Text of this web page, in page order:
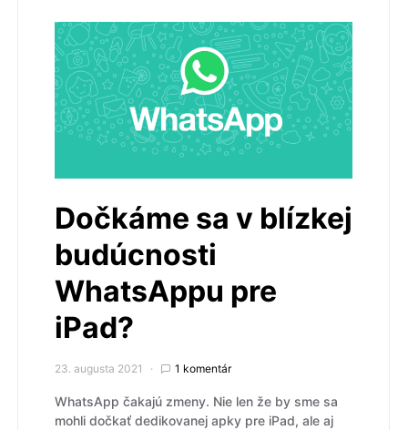
Dočkáme sa v blízkej
budúcnosti
WhatsAppu pre
iPad?
23. augusta 2021 1 komentár
WhatsApp čakajú zmeny. Nie len že by sme sa
mohli dočkať dedikovanej apky pre iPad, ale aj